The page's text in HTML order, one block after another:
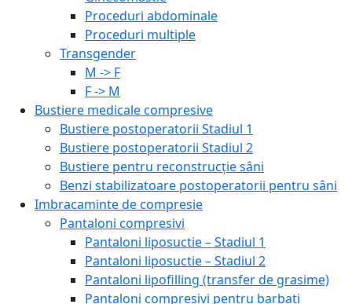
Proceduri abdominale
Proceduri multiple
Transgender
M -> F
F -> M
Bustiere medicale compresive
Bustiere postoperatorii Stadiul 1
Bustiere postoperatorii Stadiul 2
Bustiere pentru reconstrucție sâni
Benzi stabilizatoare postoperatorii pentru sâni
Imbracaminte de compresie
Pantaloni compresivi
Pantaloni liposuctie – Stadiul 1
Pantaloni liposuctie – Stadiul 2
Pantaloni lipofilling (transfer de grasime)
Pantaloni compresivi pentru barbati